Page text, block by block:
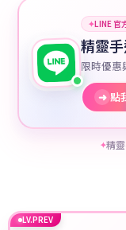
✦LINE 官
精靈
限時優惠
➜ 點
✦精
LV.PREV